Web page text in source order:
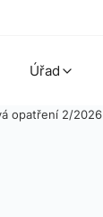
Úřad
opatření 2/2026